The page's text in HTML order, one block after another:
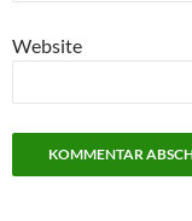
Website